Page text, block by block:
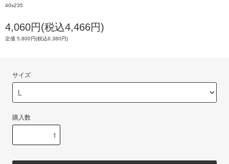
40s235
4,060円(税込4,466円)
定価 5,800円(税込6,380円)
サイズ
購入数